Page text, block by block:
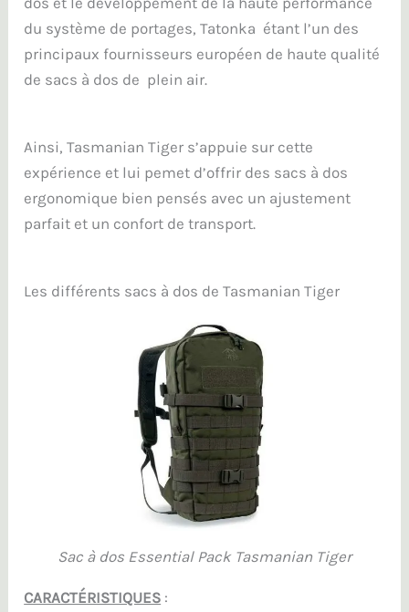
du système de portages, Tatonka étant l’un des
principaux fournisseurs européen de haute qualité
de sacs à dos de plein air.
Ainsi, Tasmanian Tiger s’appuie sur cette
expérience et lui pemet d’offrir des sacs à dos
ergonomique bien pensés avec un ajustement
parfait et un confort de transport.
Les différents sacs à dos de Tasmanian Tiger
Sac à dos Essential Pack Tasmanian Tiger
CARACTÉRISTIQUES :